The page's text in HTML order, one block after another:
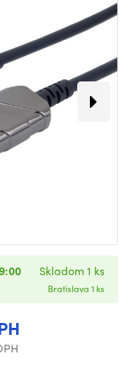
Skladom 1 ks
Bratislava 1 ks